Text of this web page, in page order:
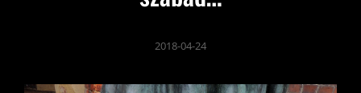
2018-04-24